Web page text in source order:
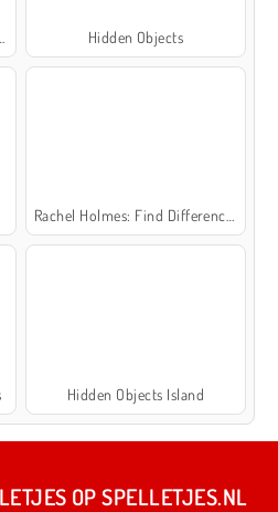
Hidden Objects
Hidden Objects Island
OP SPELLETJES.NL